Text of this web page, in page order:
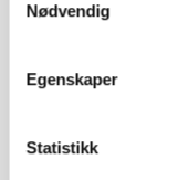
Nødvendig
Egenskaper
Statistikk
VELFERDSTEKNOLOGI